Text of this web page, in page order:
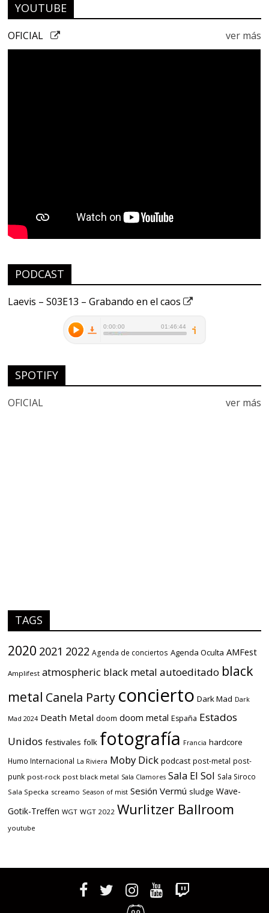
YOUTUBE
ver más
OFICIAL
PODCAST
Laevis – S03E13 – Grabando en el caos
SPOTIFY
ver más
OFICIAL
TAGS
2020 2021 2022 Agenda de conciertos Agenda Oculta AMFest
Amplifest atmospheric black metal autoeditado black
metal Canela Party concierto Dark Mad Dark
Mad 2024 Death Metal doom doom metal España Estados
Unidos festivales folk fotografía Francia hardcore
Humo Internacional La Riviera Moby Dick podcast post-metal post-
punk post-rock post black metal Sala Clamores Sala El Sol Sala Siroco
Sala Specka screamo Season of mist Sesión Vermú sludge Wave-
Gotik-Treffen WGT WGT 2022 Wurlitzer Ballroom
youtube